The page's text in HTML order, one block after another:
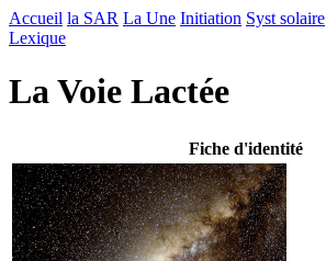
Accueil la SAR La Une Initiation Syst solaire
Lexique
La Voie Lactée
Fiche d'identité